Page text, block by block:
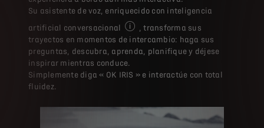
Su asistente de voz, enriquecido con inteligencia
artificial conversacional
EN OPCIÓN: Esta funcionalidad de
, transforma sus
trayectos en momentos de intercambio: haga sus
preguntas, descubra, aprenda, planifique y déjese
inspirar mientras conduce.​
Simplemente diga « OK IRIS » e interactúe con total
fluidez.​